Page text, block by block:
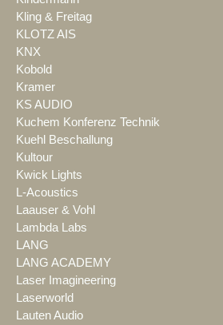
Kling & Freitag
KLOTZ AIS
KNX
Kobold
Kramer
KS AUDIO
Kuchem Konferenz Technik
Kuehl Beschallung
Kultour
Kwick Lights
L-Acoustics
Laauser & Vohl
Lambda Labs
LANG
LANG ACADEMY
Laser Imagineering
Laserworld
Lauten Audio